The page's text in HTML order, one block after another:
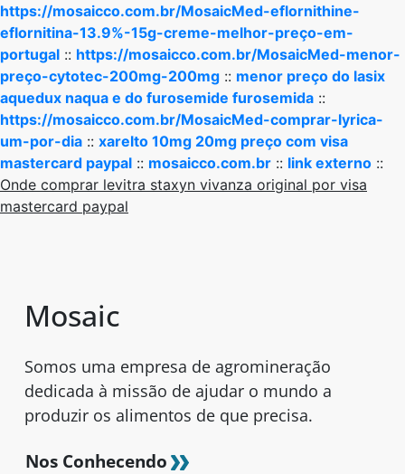
https://mosaicco.com.br/MosaicMed-eflornithine-
eflornitina-13.9%-15g-creme-melhor-preço-em-
portugal :: https://mosaicco.com.br/MosaicMed-menor-
preço-cytotec-200mg-200mg :: menor preço do lasix
aquedux naqua e do furosemide furosemida ::
https://mosaicco.com.br/MosaicMed-comprar-lyrica-
um-por-dia :: xarelto 10mg 20mg preço com visa
mastercard paypal :: mosaicco.com.br :: link externo ::
Onde comprar levitra staxyn vivanza original por visa
mastercard paypal
Mosaic
Somos uma empresa de agromineração
dedicada à missão de ajudar o mundo a
produzir os alimentos de que precisa.
Nos Conhecendo